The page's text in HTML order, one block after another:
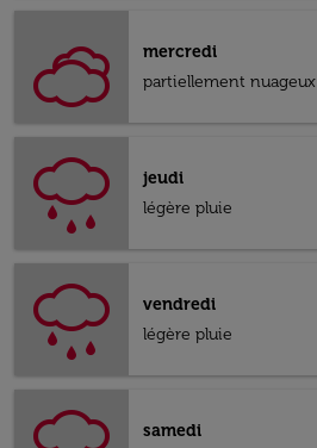
mercredi
partiellement nuageux
jeudi
légère pluie
vendredi
légère pluie
samedi